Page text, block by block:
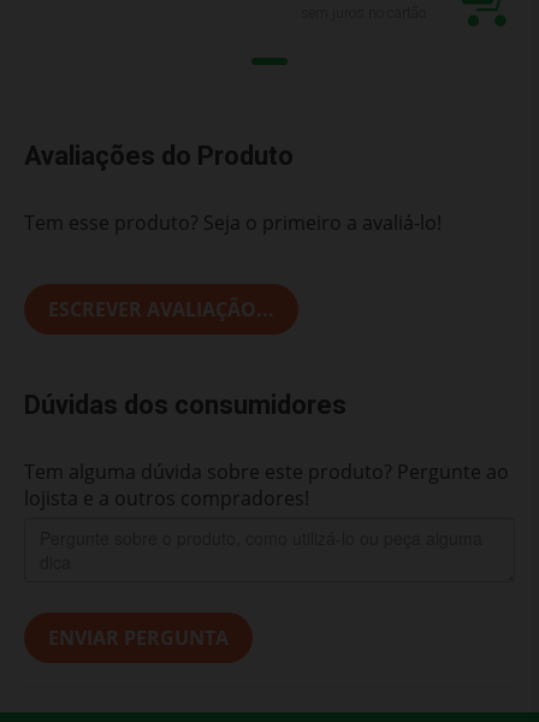
Avaliações do Produto
Tem esse produto? Seja o primeiro a avaliá-lo!
ESCREVER AVALIAÇÃO...
Dúvidas dos consumidores
Tem alguma dúvida sobre este produto? Pergunte ao
lojista e a outros compradores!
ENVIAR PERGUNTA